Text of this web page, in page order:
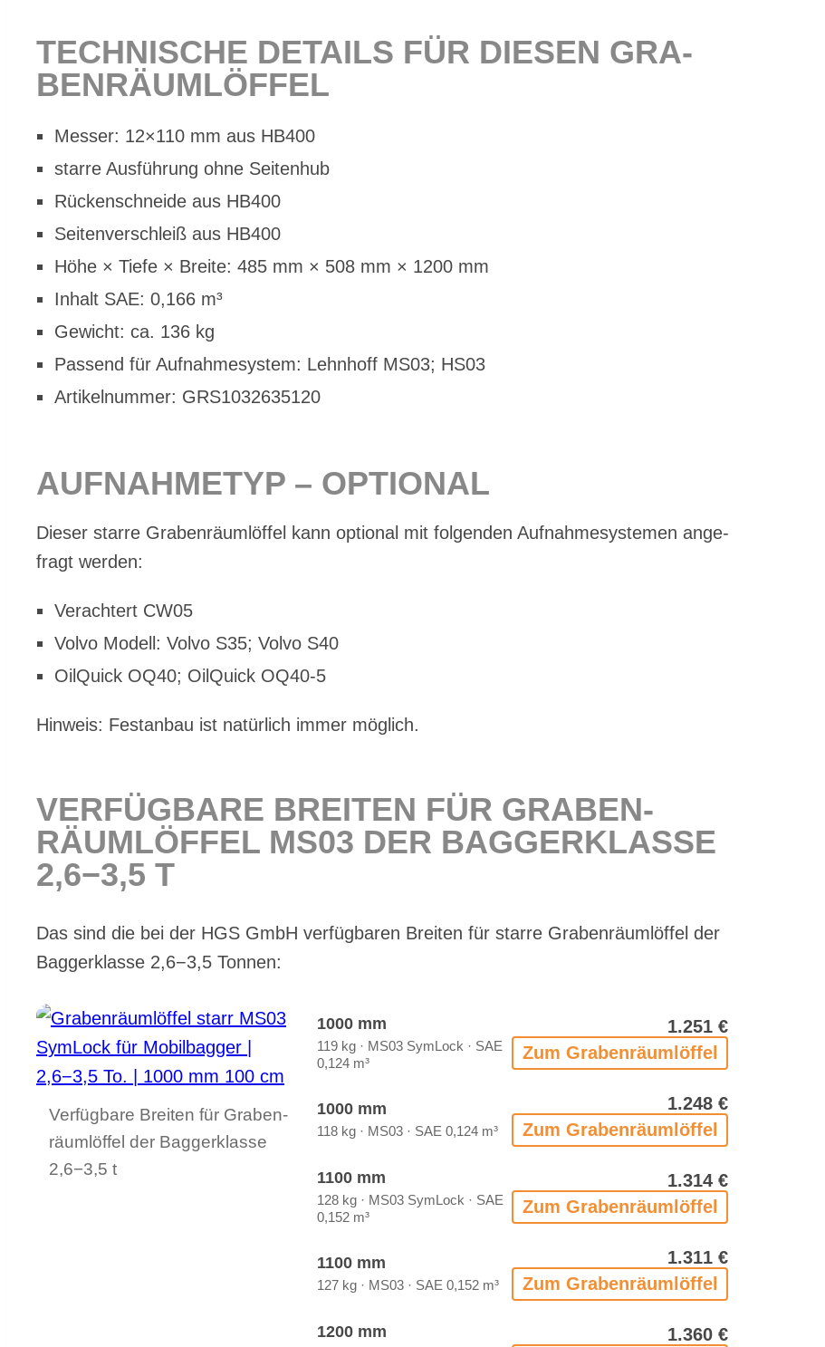
TECH­NI­SCHE DE­TAILS FÜR DIE­SEN GRA­
BEN­RÄUM­LÖF­FEL
Mes­ser: 12×110 mm aus HB400
star­re Aus­füh­rung ohne Sei­ten­hub
Rü­cken­schnei­de aus HB400
Sei­ten­ver­schleiß aus HB400
Höhe × Tie­fe × Brei­te: 485 mm × 508 mm × 1200 mm
In­halt SAE: 0,166 m³
Ge­wicht: ca. 136 kg
Pas­send für Auf­nah­me­sys­tem: Lehn­hoff MS03; HS03
Ar­ti­kel­num­mer: GRS1032635120
AUF­NAH­ME­TYP – OP­TIO­NAL
Die­ser star­re Gra­ben­räum­löf­fel kann op­tio­nal mit fol­gen­den Auf­nah­me­sys­te­men an­ge­
fragt wer­den:
Ver­ach­tert CW05
Vol­vo Mo­dell: Vol­vo S35; Vol­vo S40
Oil­Quick OQ40; Oil­Quick OQ40‑5
Hin­weis: Fest­an­bau ist na­tür­lich im­mer mög­lich.
VER­FÜG­BA­RE BREI­TEN FÜR GRA­BEN­
RÄUM­LÖF­FEL MS03 DER BAG­GER­KLAS­SE
2,6−3,5 T
Das sind die bei der HGS GmbH ver­füg­ba­ren Brei­ten für star­re Gra­ben­räum­löf­fel der
Bag­ger­klas­se 2,6−3,5 Ton­nen:
Ver­füg­ba­re Brei­ten für Gra­ben­
räum­löf­fel der Bag­ger­klas­se
2,6−3,5 t
1000 mm
119 kg · MS03 Sym­Lock · SAE
0,124 m³
1.251 €
Zum Gra­ben­räum­löf­fel
1000 mm
118 kg · MS03 · SAE 0,124 m³
1.248 €
Zum Gra­ben­räum­löf­fel
1100 mm
128 kg · MS03 Sym­Lock · SAE
0,152 m³
1.314 €
Zum Gra­ben­räum­löf­fel
1100 mm
127 kg · MS03 · SAE 0,152 m³
1.311 €
Zum Gra­ben­räum­löf­fel
1200 mm 1.360 €